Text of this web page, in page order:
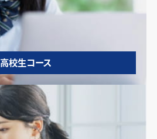
高校生コース